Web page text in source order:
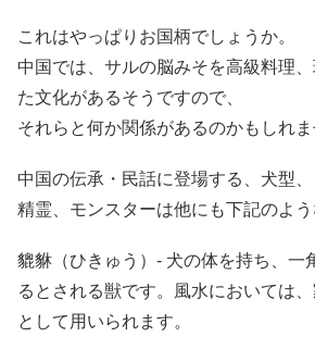
これはやっぱりお国柄でしょうか。
中国では、サルの脳みそを高級料理
た文化があるそうですので、
それらと何か関係があるのかもしれま
中国の伝承・民話に登場する、犬型
精霊、モンスターは他にも下記のよう
貔貅（ひきゅう）- 犬の体を持ち、一
るとされる獣です。風水においては
として用いられます。